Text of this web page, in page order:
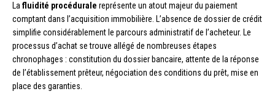
Lafluidité procédurale représente un atout majeur du paiement
comptant dans l’acquisition immobilière. L’absence de dossier de crédit
simplifie considérablement le parcours administratif de l’acheteur. Le
processus d’achat se trouve allégé de nombreuses étapes
chronophages : constitution du dossier bancaire, attente de la réponse
de l’établissement prêteur, négociation des conditions du prêt, mise en
place des garanties.